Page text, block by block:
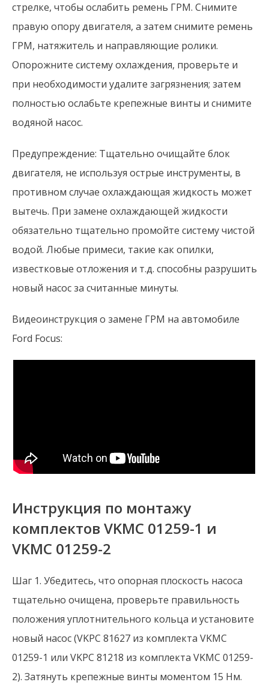
стрелке, чтобы ослабить ремень ГРМ. Снимите
правую опору двигателя, а затем снимите ремень
ГРМ, натяжитель и направляющие ролики.
Опорожните систему охлаждения, проверьте и
при необходимости удалите загрязнения; затем
полностью ослабьте крепежные винты и снимите
водяной насос.
Предупреждение: Тщательно очищайте блок
двигателя, не используя острые инструменты, в
противном случае охлаждающая жидкость может
вытечь. При замене охлаждающей жидкости
обязательно тщательно промойте систему чистой
водой. Любые примеси, такие как опилки,
известковые отложения и т.д. способны разрушить
новый насос за считанные минуты.
Видеоинструкция о замене ГРМ на автомобиле
Ford Focus:
Инструкция по монтажу
комплектов VKMC 01259-1 и
VKMC 01259-2
Шаг 1. Убедитесь, что опорная плоскость насоса
тщательно очищена, проверьте правильность
положения уплотнительного кольца и установите
новый насос (VKPC 81627 из комплекта VKMC
01259-1 или VKPC 81218 из комплекта VKMC 01259-
2). Затянуть крепежные винты моментом 15 Нм.